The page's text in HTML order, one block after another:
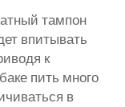
тампон
впитывать
к
пить много
в